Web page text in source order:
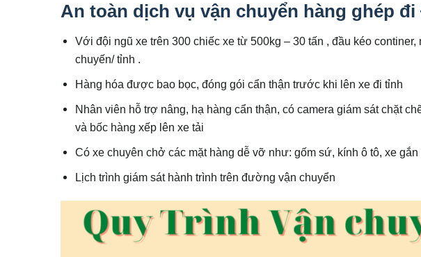
An toàn dịch vụ vận chuyển hàng ghép đi
Với đội ngũ xe trên 300 chiếc xe từ 500kg – 30 tấn , đầu kéo
chuyến/ tỉnh .
Hàng hóa được bao bọc, đóng gói cẩn thận trước khi lên xe đi tỉnh
Nhân viên hỗ trợ nâng, hạ hàng cẩn thận, có camera giám sát chặt
và bốc hàng xếp lên xe tải
Có xe chuyên chở các mặt hàng dễ vỡ như: gốm sứ, kính ô tô, xe gắn
Lịch trình giám sát hành trình trên đường vận chuyển